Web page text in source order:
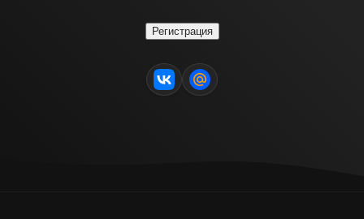
Регистрация